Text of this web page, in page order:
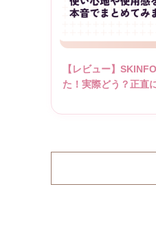
【レビュー】
た！実際どう？正直